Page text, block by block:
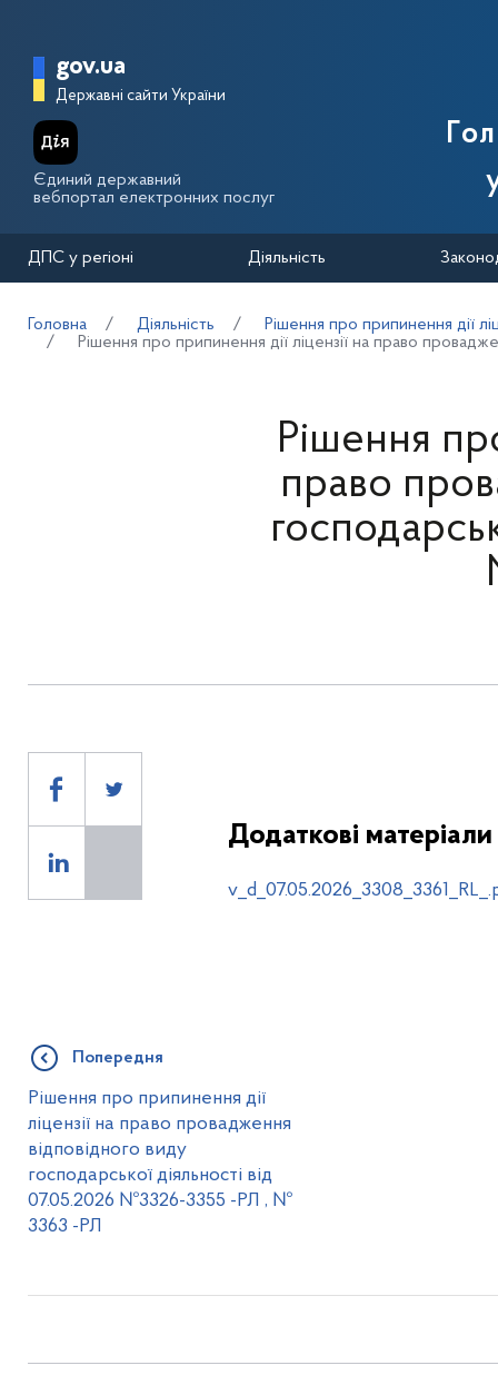
Головна сторінка Державної
gov.ua
Державні сайти України
Єдиний державний
вебпортал електронних послуг
ДПС у регіоні Діяльність
Головна Діяльність
Рішення про припинення дії
Рішення про припинення дії ліцензії на право
Рішення
право
Додаткові матеріали
Попередня
Рішення про припинення дії
ліцензії на право провадження
відповідного виду
господарської діяльності від
07.05.2026 №3326-3355 -РЛ , №
3363 -РЛ